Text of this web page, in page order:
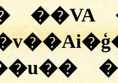
��VA